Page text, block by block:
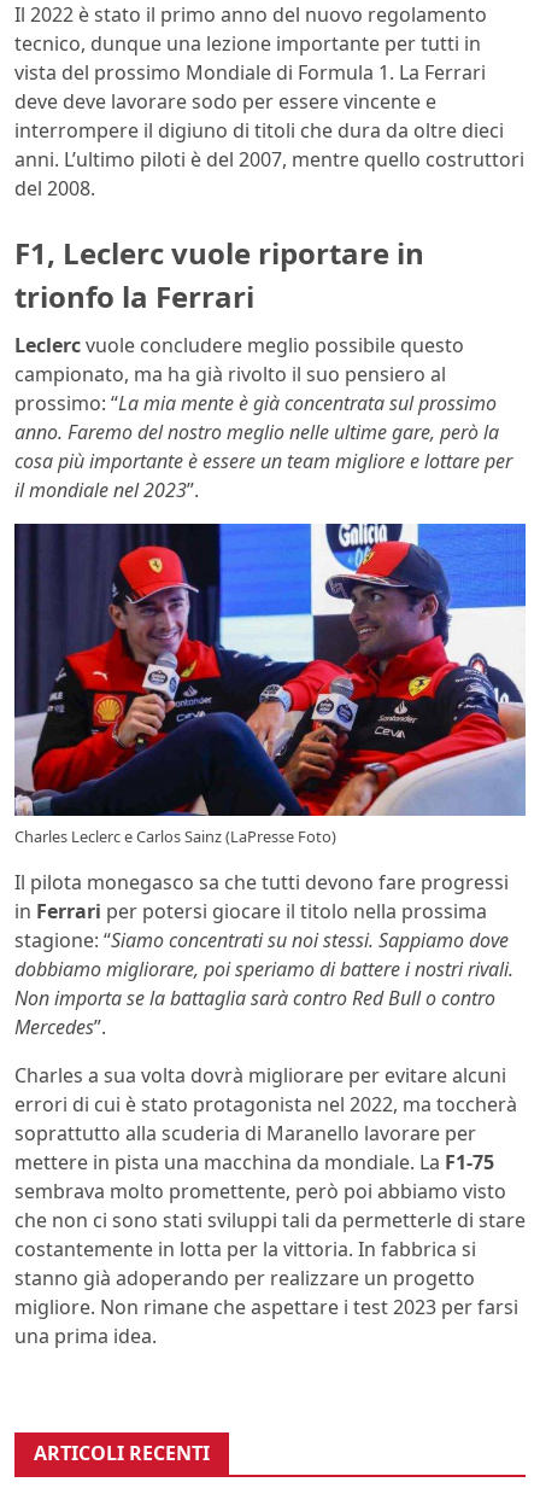
Il 2022 è stato il primo anno del nuovo regolamento
tecnico, dunque una lezione importante per tutti in
vista del prossimo Mondiale di Formula 1. La Ferrari
deve deve lavorare sodo per essere vincente e
interrompere il digiuno di titoli che dura da oltre dieci
anni. L’ultimo piloti è del 2007, mentre quello costruttori
del 2008.
F1, Leclerc vuole riportare in
trionfo la Ferrari
Leclercvuole concludere meglio possibile questo
campionato, ma ha già rivolto il suo pensiero al
prossimo: “La mia mente è già concentrata sul prossimo
anno. Faremo del nostro meglio nelle ultime gare, però la
cosa più importante è essere un team migliore e lottare per
il mondiale nel 2023”.
Charles Leclerc e Carlos Sainz (LaPresse Foto)
Il pilota monegasco sa che tutti devono fare progressi
in Ferrari per potersi giocare il titolo nella prossima
stagione: “Siamo concentrati su noi stessi. Sappiamo dove
dobbiamo migliorare, poi speriamo di battere i nostri rivali.
Non importa se la battaglia sarà contro Red Bull o contro
Mercedes”.
Charles a sua volta dovrà migliorare per evitare alcuni
errori di cui è stato protagonista nel 2022, ma toccherà
soprattutto alla scuderia di Maranello lavorare per
mettere in pista una macchina da mondiale. La F1-75
sembrava molto promettente, però poi abbiamo visto
che non ci sono stati sviluppi tali da permetterle di stare
costantemente in lotta per la vittoria. In fabbrica si
stanno già adoperando per realizzare un progetto
migliore. Non rimane che aspettare i test 2023 per farsi
una prima idea.
ARTICOLI RECENTI